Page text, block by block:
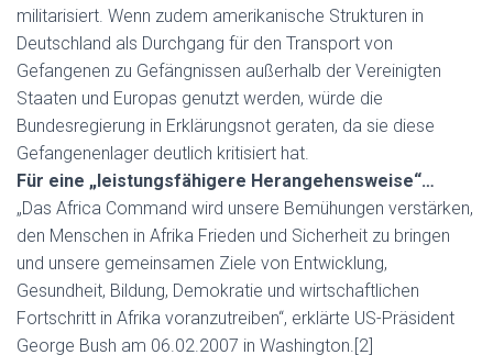
militarisiert. Wenn zudem amerikanische Strukturen in
Deutschland als Durchgang für den Transport von
Gefangenen zu Gefängnissen außerhalb der Vereinigten
Staaten und Europas genutzt werden, würde die
Bundesregierung in Erklärungsnot geraten, da sie diese
Gefangenenlager deutlich kritisiert hat.
Für eine „leistungsfähigere Herangehensweise“…
„Das Africa Command wird unsere Bemühungen verstärken,
den Menschen in Afrika Frieden und Sicherheit zu bringen
und unsere gemeinsamen Ziele von Entwicklung,
Gesundheit, Bildung, Demokratie und wirtschaftlichen
Fortschritt in Afrika voranzutreiben“, erklärte US-Präsident
George Bush am 06.02.2007 in Washington.[2]